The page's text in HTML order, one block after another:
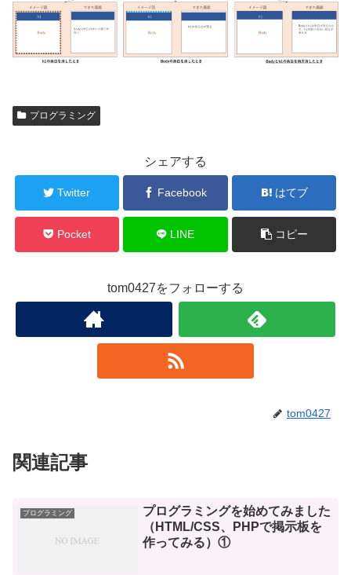
プログラミング
シェアする
Twitter Facebook はてブ
Pocket LINE コピー
tom0427をフォローする
tom0427
関連記事
プログラミング
プログラミングを始めてみました
（HTML/CSS、PHPで掲示板を
作ってみる）①